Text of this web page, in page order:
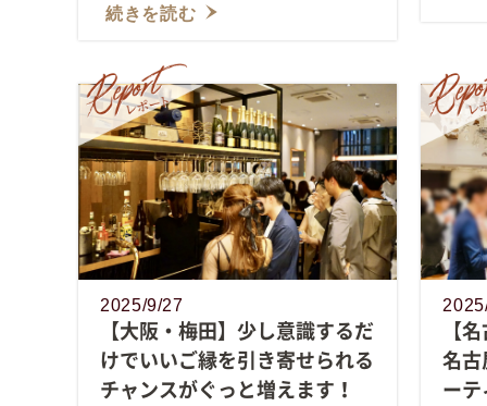
続きを読む
2025/9/27
【大阪・梅田】少し意識するだ
けでいいご縁を引き寄せられる
チャンスがぐっと増えます！
【
名
ー